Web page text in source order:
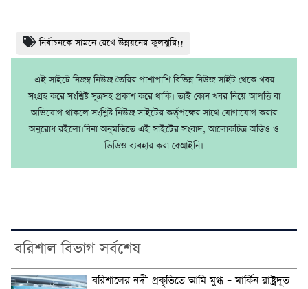
নির্বাচনকে সামনে রেখে উন্নয়নের ফুলঝুরি!!
এই সাইটে নিজম্ব নিউজ তৈরির পাশাপাশি বিভিন্ন নিউজ সাইট থেকে খবর
সংগ্রহ করে সংশ্লিষ্ট সূত্রসহ প্রকাশ করে থাকি। তাই কোন খবর নিয়ে আপত্তি বা
অভিযোগ থাকলে সংশ্লিষ্ট নিউজ সাইটের কর্তৃপক্ষের সাথে যোগাযোগ করার
অনুরোধ রইলো।বিনা অনুমতিতে এই সাইটের সংবাদ, আলোকচিত্র অডিও ও
ভিডিও ব্যবহার করা বেআইনি।
বরিশাল বিভাগ সর্বশেষ
বরিশালের নদী-প্রকৃতিতে আমি মুগ্ধ – মার্কিন রাষ্ট্রদূত